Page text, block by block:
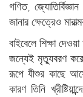
গণিত,
জানার ক্ষেত্রেও
বাইবেলে শিক্ষা
জন্যেই মৃত্যুবরণ
রূপে যীশুর কাছে
কারণ তিনি